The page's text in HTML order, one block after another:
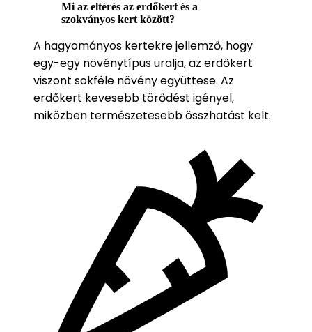
Mi az eltérés az erdőkert és a
szokványos kert között?
A hagyományos kertekre jellemző, hogy
egy-egy növénytípus uralja, az erdőkert
viszont sokféle növény együttese. Az
erdőkert kevesebb törődést igényel,
miközben természetesebb összhatást kelt.